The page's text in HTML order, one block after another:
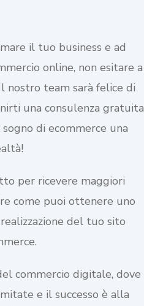
il tuo business e ad
online, non esitare a
nostro team sarà felice di
una consulenza gratuita
di ecommerce una
per ricevere maggiori
come puoi ottenere uno
del tuo sito
commercio digitale, dove
e il successo è alla